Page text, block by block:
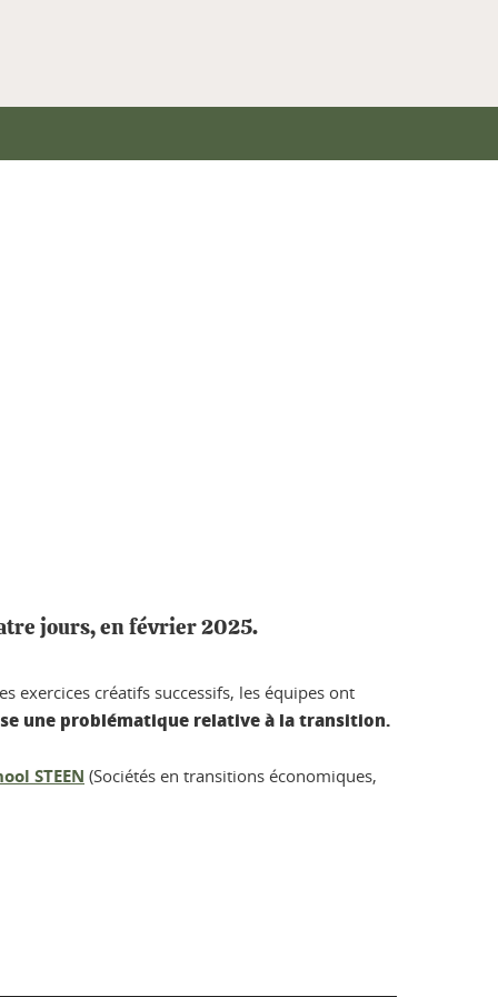
jours, en février 2025.
exercices créatifs successifs, les équipes ont
une problématique relative à la transition.
STEEN (Sociétés en transitions économiques,